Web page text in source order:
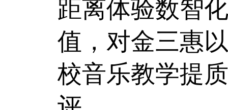
距离体验数智
值，对金三惠
校音乐教学提